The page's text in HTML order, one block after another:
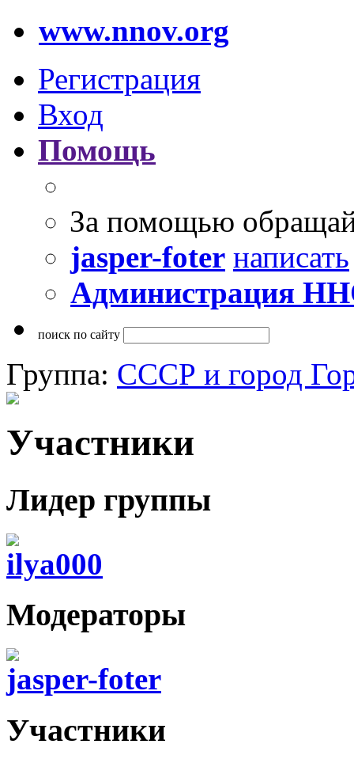
www.nnov.org
Регистрация
Вход
Помощь
За помощью
jasper-foter написать
Администрация
поиск по сайту
Группа: СССР и город
Участники
Лидер группы
ilya000
Модераторы
jasper-foter
Участники